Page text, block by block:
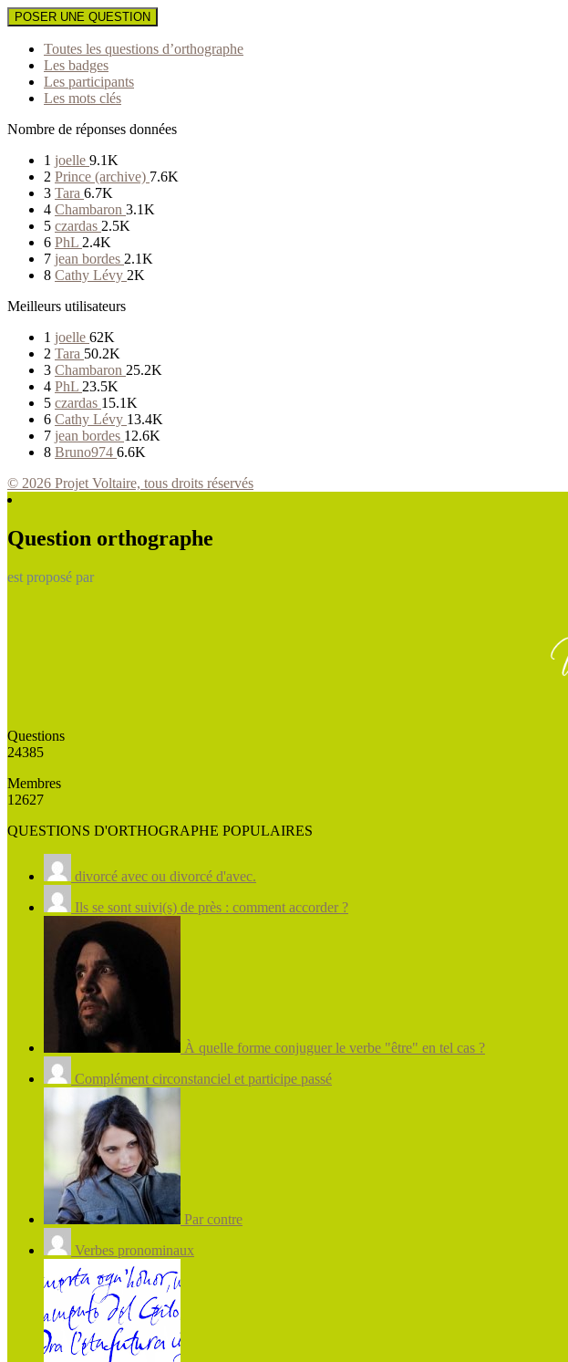
POSER UNE QUESTION
Toutes les questions d’orthographe
Les badges
Les participants
Les mots clés
Nombre de réponses données
1 joelle 9.1K
2 Prince (archive) 7.6K
3 Tara 6.7K
4 Chambaron 3.1K
5 czardas 2.5K
6 PhL 2.4K
7 jean bordes 2.1K
8 Cathy Lévy 2K
Meilleurs utilisateurs
1 joelle 62K
2 Tara 50.2K
3 Chambaron 25.2K
4 PhL 23.5K
5 czardas 15.1K
6 Cathy Lévy 13.4K
7 jean bordes 12.6K
8 Bruno974 6.6K
© 2026 Projet Voltaire, tous droits réservés
Question orthographe
est proposé par
Questions
24385
Membres
12627
QUESTIONS D'ORTHOGRAPHE POPULAIRES
divorcé avec ou divorcé d'avec.
Ils se sont suivi(s) de près : comment accorder ?
À quelle forme conjuguer le verbe "être" en tel cas ?
Complément circonstanciel et participe passé
Par contre
Verbes pronominaux